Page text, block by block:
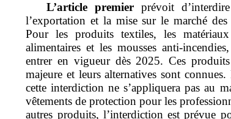
L’article premier prévoit
l’exportation et la mise sur le marché
Pour les produits textiles, les
alimentaires et les mousses
entrer en vigueur dès 2025. Ces
majeure et leurs alternatives sont connues.
cette interdiction ne s’appliquera pas au
vêtements de protection pour les
autres produits, l’interdiction est prévue